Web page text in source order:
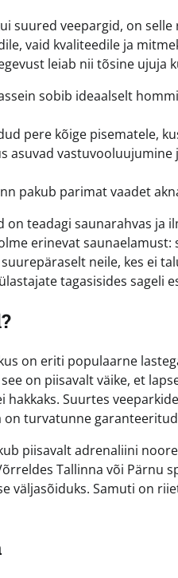
suured veepargid, on
vaid kvaliteedile ja
leiab nii tõsine ujuja
sobib ideaalselt
pere kõige pisematele,
asuvad
pakub parimat vaadet
teadagi saunarahvas ja
erinevat
neile, kes ei
tagasisides sageli
on eriti populaarne
on piisavalt väike, et
Suurtes
on turvatunne
piisavalt adrenaliini
Tallinna või Pärnu
väljasõiduks. Samuti on